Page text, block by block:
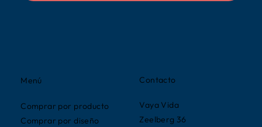
Contacto
Vaya Vida
Zeelberg 36
Menú
Comprar por producto
Comprar por diseño